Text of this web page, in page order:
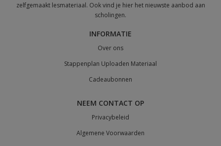
zelfgemaakt lesmateriaal. Ook vind je hier het nieuwste aanbod aan
scholingen.
INFORMATIE
Over ons
Stappenplan Uploaden Materiaal
Cadeaubonnen
NEEM CONTACT OP
Privacybeleid
Algemene Voorwaarden